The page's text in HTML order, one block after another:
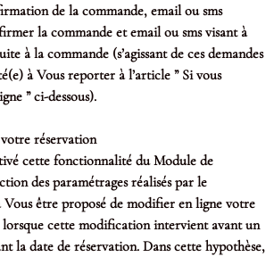
de la commande, email ou sms
la commande et email ou sms visant à
à la commande (s’agissant de ces demandes
à Vous reporter à l’article ” Si vous
” ci-dessous).
réservation
cette fonctionnalité du Module de
des paramétrages réalisés par le
être proposé de modifier en ligne votre
lorsque cette modification intervient avant un
la date de réservation. Dans cette hypothèse,